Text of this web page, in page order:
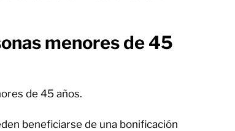
menores de 45
de 45 años.
beneficiarse de una bonificación